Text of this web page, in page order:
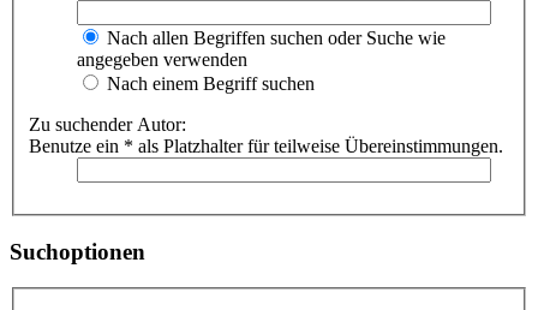
Nach allen Begriffen suchen oder Suche wie
angegeben verwenden
Nach einem Begriff suchen
Zu suchender Autor:
Benutze ein * als Platzhalter für teilweise Übereinstimmungen.
Suchoptionen